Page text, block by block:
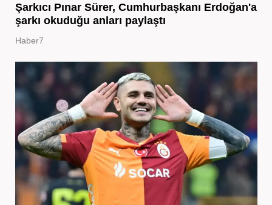
Şarkıcı Pınar Sürer, Cumhurbaşkanı Erdoğan'a
şarkı okuduğu anları paylaştı
Haber7